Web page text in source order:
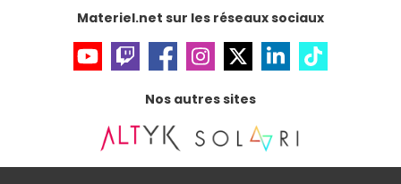
Materiel.net sur les réseaux sociaux
Nos autres sites